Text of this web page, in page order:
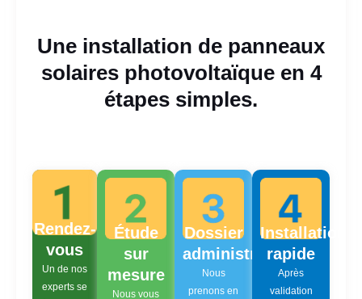
Une installation de panneaux
solaires photovoltaïque en 4
étapes simples.
Rendez-
vous
Un de nos
experts se
Étude
sur
mesure
Nous vous
Dossier
administratif
Nous
prenons en
Installation
rapide
Après
validation